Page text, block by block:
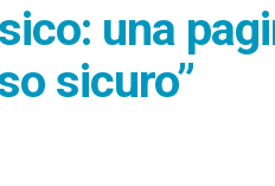
una
sicuro”